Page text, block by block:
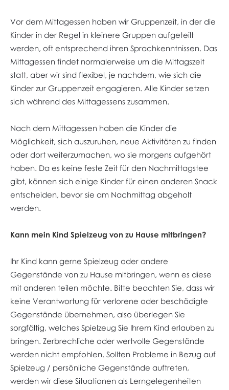
Vor dem Mittagessen haben wir Gruppenzeit, in der die
Kinder in der Regel in kleinere Gruppen aufgeteilt
werden, oft entsprechend ihren Sprachkenntnissen. Das
Mittagessen findet normalerweise um die Mittagszeit
statt, aber wir sind flexibel, je nachdem, wie sich die
Kinder zur Gruppenzeit engagieren. Alle Kinder setzen
sich während des Mittagessens zusammen.
Nach dem Mittagessen haben die Kinder die
Möglichkeit, sich auszuruhen, neue Aktivitäten zu finden
oder dort weiterzumachen, wo sie morgens aufgehört
haben. Da es keine feste Zeit für den Nachmittagstee
gibt, können sich einige Kinder für einen anderen Snack
entscheiden, bevor sie am Nachmittag abgeholt
werden.
Kann mein Kind Spielzeug von zu Hause mitbringen?
Ihr Kind kann gerne Spielzeug oder andere
Gegenstände von zu Hause mitbringen, wenn es diese
mit anderen teilen möchte. Bitte beachten Sie, dass wir
keine Verantwortung für verlorene oder beschädigte
Gegenstände übernehmen, also überlegen Sie
sorgfältig, welches Spielzeug Sie Ihrem Kind erlauben zu
bringen. Zerbrechliche oder wertvolle Gegenstände
werden nicht empfohlen. Sollten Probleme in Bezug auf
Spielzeug / persönliche Gegenstände auftreten,
werden wir diese Situationen als Lerngelegenheiten